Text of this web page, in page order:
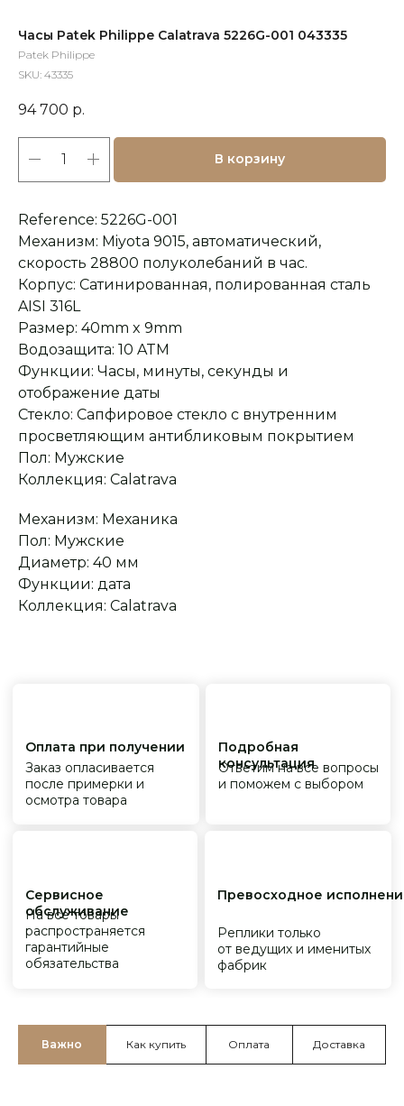
Часы Patek Philippe Calatrava 5226G-001 043335
Patek Philippe
SKU: 43335
94 700 р.
В корзину
Reference: 5226G-001
Механизм: Miyota 9015, автоматический,
скорость 28800 полуколебаний в час.
Корпус: Сатинированная, полированная сталь
AISI 316L
Размер: 40mm x 9mm
Водозащита: 10 ATM
Функции: Часы, минуты, секунды и
отображение даты
Стекло: Сапфировое стекло с внутренним
просветляющим антибликовым покрытием
Пол: Мужские
Коллекция: Calatrava
Механизм: Механика
Пол: Мужские
Диаметр: 40 мм
Функции: дата
Коллекция: Calatrava
Оплата при получении
Заказ опласивается
после примерки и
осмотра товара
Подробная
консультация
Ответим на все вопросы
и поможем с выбором
Сервисное
обслуживание
На все товары
распространяется
гарантийные
обязательства
Превосходное исполнение
Важно Как купить Оплата Доставка